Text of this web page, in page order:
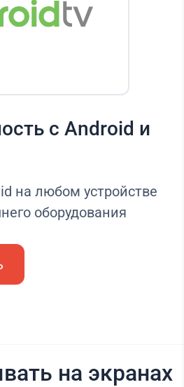
с Android и
на любом устройстве
оборудования
на экранах